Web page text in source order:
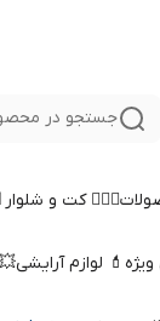
جستجو در
🤵🏻‍♀️ کت و شلوار
💄 لوازم آرایشی